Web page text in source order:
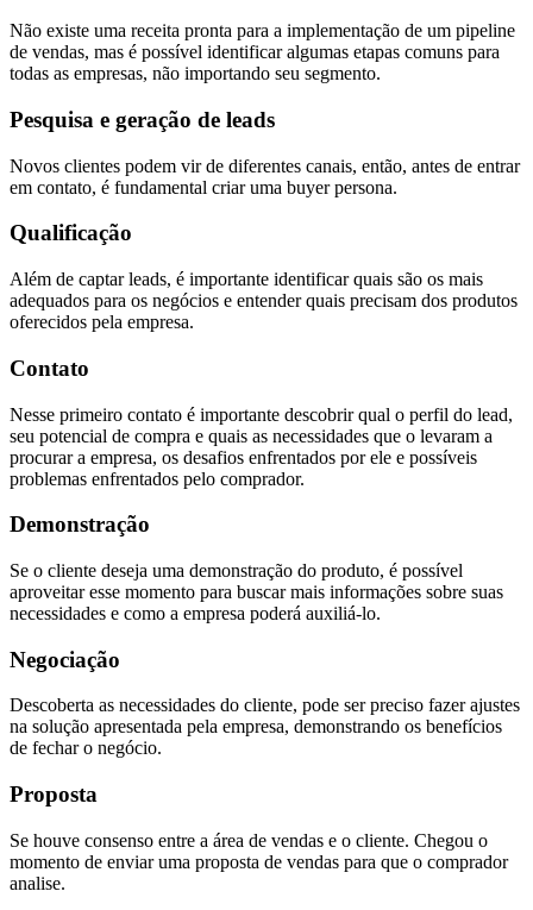
Não existe uma receita pronta para a implementação de um pipeline
de vendas, mas é possível identificar algumas etapas comuns para
todas as empresas, não importando seu segmento.
Pesquisa e geração de leads
Novos clientes podem vir de diferentes canais, então, antes de entrar
em contato, é fundamental criar uma buyer persona.
Qualificação
Além de captar leads, é importante identificar quais são os mais
adequados para os negócios e entender quais precisam dos produtos
oferecidos pela empresa.
Contato
Nesse primeiro contato é importante descobrir qual o perfil do lead,
seu potencial de compra e quais as necessidades que o levaram a
procurar a empresa, os desafios enfrentados por ele e possíveis
problemas enfrentados pelo comprador.
Demonstração
Se o cliente deseja uma demonstração do produto, é possível
aproveitar esse momento para buscar mais informações sobre suas
necessidades e como a empresa poderá auxiliá-lo.
Negociação
Descoberta as necessidades do cliente, pode ser preciso fazer ajustes
na solução apresentada pela empresa, demonstrando os benefícios
de fechar o negócio.
Proposta
Se houve consenso entre a área de vendas e o cliente. Chegou o
momento de enviar uma proposta de vendas para que o comprador
analise.